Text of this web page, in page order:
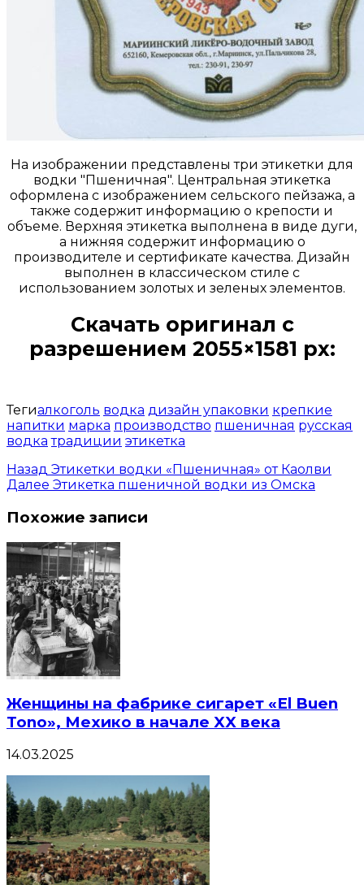
На изображении представлены три этикетки для
водки "Пшеничная". Центральная этикетка
оформлена с изображением сельского пейзажа, а
также содержит информацию о крепости и
объеме. Верхняя этикетка выполнена в виде дуги,
а нижняя содержит информацию о
производителе и сертификате качества. Дизайн
выполнен в классическом стиле с
использованием золотых и зеленых элементов.
Скачать оригинал с
разрешением 2055×1581 px:
Тегиалкоголь водка дизайн упаковки крепкие
напитки марка производство пшеничная русская
водка традиции этикетка
Назад Этикетки водки «Пшеничная» от Каолви
Далее Этикетка пшеничной водки из Омска
Похожие записи
Женщины на фабрике сигарет «El Buen
Tono», Мехико в начале XX века
14.03.2025